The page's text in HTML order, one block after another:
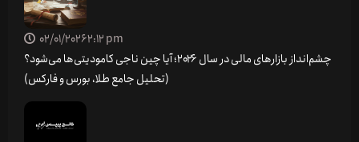
02/01/20262:12 pm
چشم‌انداز بازارهای مالی در سال ۲۰۲۶؛ آیا چین ناجی کامودیتی‌ها می‌شود؟
(تحلیل جامع طلا، بورس و فارکس)